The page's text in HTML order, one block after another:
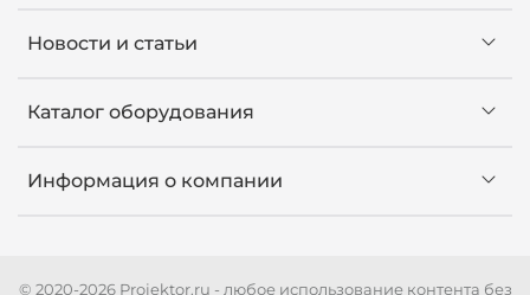
Новости и статьи
Каталог оборудования
Информация о компании
© 2020-2026 Projektor.ru - любое использование контента без